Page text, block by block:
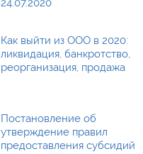
24.07.2020
Как выйти из ООО в 2020:
ликвидация, банкротство,
реорганизация, продажа
Постановление об
утверждение правил
предоставления субсидий